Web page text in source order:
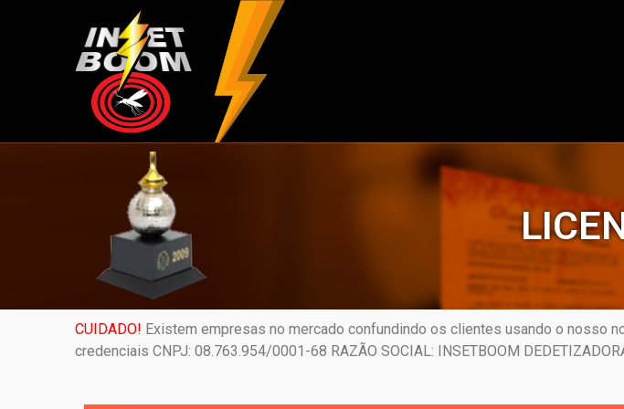
CUIDADO! Existem empresas no mercado confundindo os clientes usando o nosso
credenciais CNPJ: 08.763.954/0001-68 RAZÃO SOCIAL: INSETBOOM